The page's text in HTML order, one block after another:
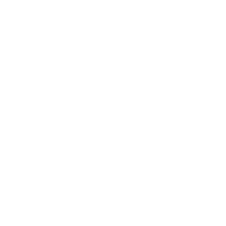
wybrać na stronie produktu
wiele wariantów. Opcje można wybrać na stronie produktu
wybrać na stronie produktu
84,88zł.
wiele wariantów. Opcje można wybrać na stronie produktu